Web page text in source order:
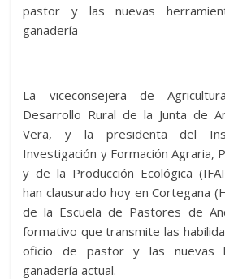
pastor y las nuevas
ganadería
La viceconsejera de
Desarrollo Rural de la Junta de
Vera, y la presidenta del
Investigación y Formación Agraria,
y de la Producción Ecológica
han clausurado hoy en Cortegana
de la Escuela de Pastores de
formativo que transmite las
oficio de pastor y las nuevas
ganadería actual.